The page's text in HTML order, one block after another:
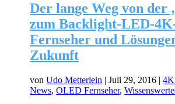
Der lange Weg von der
zum Backlight-LED-
Fernseher und
Zukunft
vonUdo Metterlein |Juli 29, 2016 |4K
News,OLED Fernseher,